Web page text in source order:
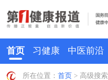
首页 习健康 中医前沿
所在位置：首页 > 高级搜索